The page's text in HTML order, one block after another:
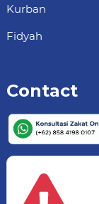
Kurban
Fidyah
Contact